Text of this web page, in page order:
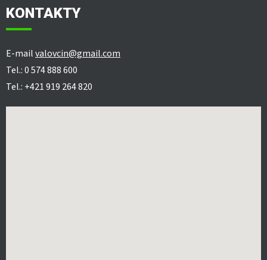
KONTAKTY
E-mailvalovcin@gmail.com
Tel.: 0 574 888 600
Tel.: +421 919 264 820